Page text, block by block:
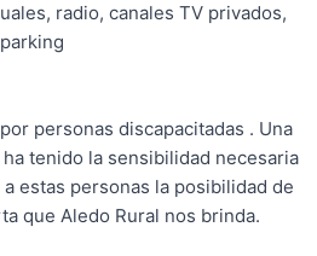
radio, canales TV privados,
personas discapacitadas . Una
tenido la sensibilidad necesaria
estas personas la posibilidad de
que Aledo Rural nos brinda.